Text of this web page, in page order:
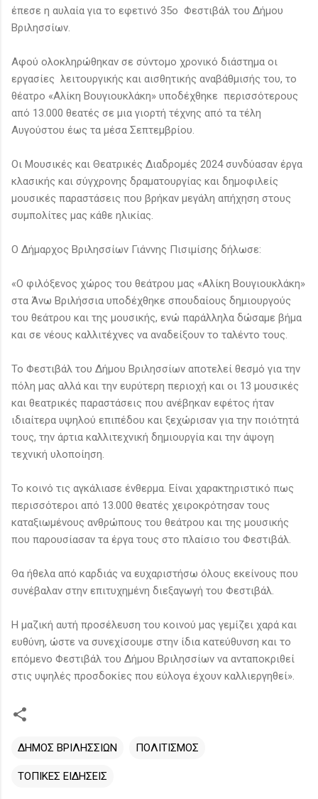
έπεσε η αυλαία για το εφετινό 35ο Φεστιβάλ του Δήμου
Βριλησσίων.
Αφού ολοκληρώθηκαν σε σύντομο χρονικό διάστημα οι
εργασίες λειτουργικής και αισθητικής αναβάθμισής του, το
θέατρο «Αλίκη Βουγιουκλάκη» υποδέχθηκε περισσότερους
από 13.000 θεατές σε μια γιορτή τέχνης από τα τέλη
Αυγούστου έως τα μέσα Σεπτεμβρίου.
Οι Μουσικές και Θεατρικές Διαδρομές 2024 συνδύασαν έργα
κλασικής και σύγχρονης δραματουργίας και δημοφιλείς
μουσικές παραστάσεις που βρήκαν μεγάλη απήχηση στους
συμπολίτες μας κάθε ηλικίας.
Ο Δήμαρχος Βριλησσίων Γιάννης Πισιμίσης δήλωσε:
«Ο φιλόξενος χώρος του θεάτρου μας «Αλίκη Βουγιουκλάκη»
στα Άνω Βριλήσσια υποδέχθηκε σπουδαίους δημιουργούς
του θεάτρου και της μουσικής, ενώ παράλληλα δώσαμε βήμα
και σε νέους καλλιτέχνες να αναδείξουν το ταλέντο τους.
Το Φεστιβάλ του Δήμου Βριλησσίων αποτελεί θεσμό για την
πόλη μας αλλά και την ευρύτερη περιοχή και οι 13 μουσικές
και θεατρικές παραστάσεις που ανέβηκαν εφέτος ήταν
ιδιαίτερα υψηλού επιπέδου και ξεχώρισαν για την ποιότητά
τους, την άρτια καλλιτεχνική δημιουργία και την άψογη
τεχνική υλοποίηση.
Το κοινό τις αγκάλιασε ένθερμα. Είναι χαρακτηριστικό πως
περισσότεροι από 13.000 θεατές χειροκρότησαν τους
καταξιωμένους ανθρώπους του θεάτρου και της μουσικής
που παρουσίασαν τα έργα τους στο πλαίσιο του Φεστιβάλ.
Θα ήθελα από καρδιάς να ευχαριστήσω όλους εκείνους που
συνέβαλαν στην επιτυχημένη διεξαγωγή του Φεστιβάλ.
Η μαζική αυτή προσέλευση του κοινού μας γεμίζει χαρά και
ευθύνη, ώστε να συνεχίσουμε στην ίδια κατεύθυνση και το
επόμενο Φεστιβάλ του Δήμου Βριλησσίων να ανταποκριθεί
στις υψηλές προσδοκίες που εύλογα έχουν καλλιεργηθεί».
ΔΗΜΟΣ ΒΡΙΛΗΣΣΙΩΝ ΠΟΛΙΤΙΣΜΟΣ
ΤΟΠΙΚΕΣ ΕΙΔΗΣΕΙΣ